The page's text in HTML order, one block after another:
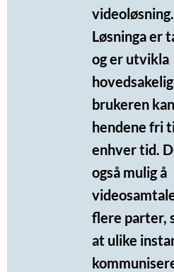
videoløsning.
Løsninga er
og er utvikla
brukeren
hendene fri
enhver tid.
også mulig å
flere parter,
at ulike